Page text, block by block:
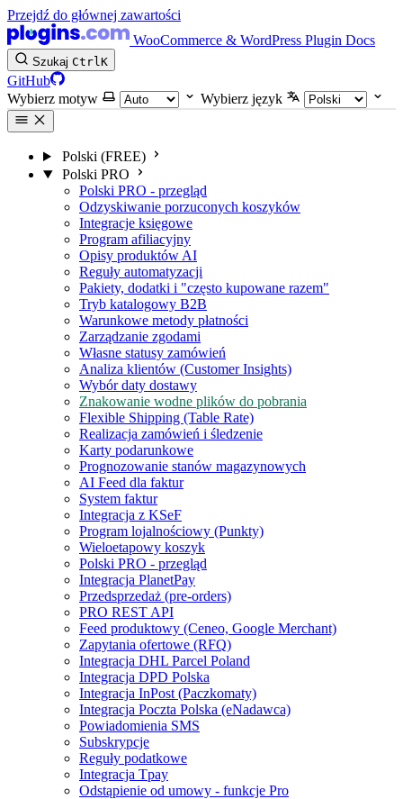
Przejdź do głównej zawartości
WooCommerce & WordPress Plugin Docs
Szukaj CtrlK
GitHub
Wybierz motyw
Wybierz język
Polski (FREE)
Polski PRO
Polski PRO - przegląd
Odzyskiwanie porzuconych koszyków
Integracje księgowe
Program afiliacyjny
Opisy produktów AI
Reguły automatyzacji
Pakiety, dodatki i "często kupowane razem"
Tryb katalogowy B2B
Warunkowe metody płatności
Zarządzanie zgodami
Własne statusy zamówień
Analiza klientów (Customer Insights)
Wybór daty dostawy
Znakowanie wodne plików do pobrania
Flexible Shipping (Table Rate)
Realizacja zamówień i śledzenie
Karty podarunkowe
Prognozowanie stanów magazynowych
AI Feed dla faktur
System faktur
Integracja z KSeF
Program lojalnościowy (Punkty)
Wieloetapowy koszyk
Polski PRO - przegląd
Integracja PlanetPay
Przedsprzedaż (pre-orders)
PRO REST API
Feed produktowy (Ceneo, Google Merchant)
Zapytania ofertowe (RFQ)
Integracja DHL Parcel Poland
Integracja DPD Polska
Integracja InPost (Paczkomaty)
Integracja Poczta Polska (eNadawca)
Powiadomienia SMS
Subskrypcje
Reguły podatkowe
Integracja Tpay
Odstąpienie od umowy - funkcje Pro